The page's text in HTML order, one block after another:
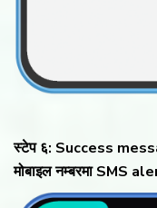
स्टेप ६: Success
मोबाइल नम्बरमा SMS